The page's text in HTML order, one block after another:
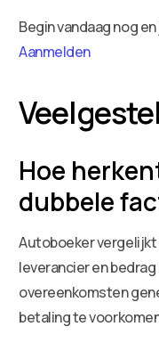
Begin vandaag nog
Aanmelden
Hoe
dubbele
Autoboeker
leverancier en
overeenkomsten
betaling te